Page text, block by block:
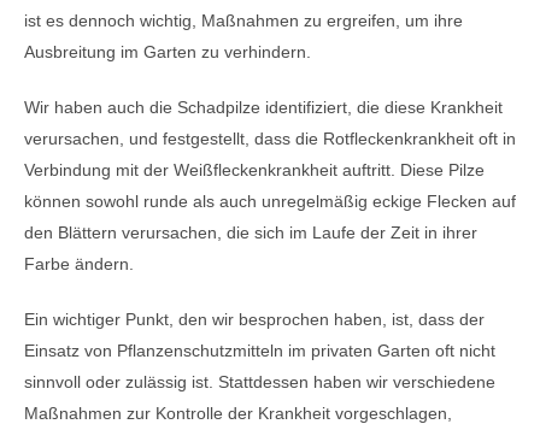
ist es dennoch wichtig, Maßnahmen zu ergreifen, um ihre
Ausbreitung im Garten zu verhindern.
Wir haben auch die Schadpilze identifiziert, die diese Krankheit
verursachen, und festgestellt, dass die Rotfleckenkrankheit oft in
Verbindung mit der Weißfleckenkrankheit auftritt. Diese Pilze
können sowohl runde als auch unregelmäßig eckige Flecken auf
den Blättern verursachen, die sich im Laufe der Zeit in ihrer
Farbe ändern.
Ein wichtiger Punkt, den wir besprochen haben, ist, dass der
Einsatz von Pflanzenschutzmitteln im privaten Garten oft nicht
sinnvoll oder zulässig ist. Stattdessen haben wir verschiedene
Maßnahmen zur Kontrolle der Krankheit vorgeschlagen,